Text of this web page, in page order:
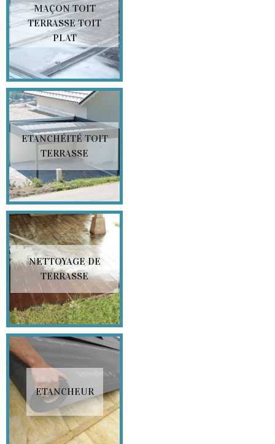
MAÇON TOIT
TERRASSE TOIT
PLAT
ETANCHÉITÉ TOIT
TERRASSE
NETTOYAGE DE
TERRASSE
ETANCHEUR